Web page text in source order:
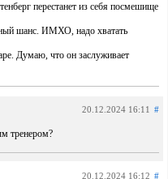
перестанет из себя посмешище
шанс. ИМХО, надо хватать
Думаю, что он заслуживает
20.12.2024 16:11 #
тренером?
20.12.2024 16:12 #